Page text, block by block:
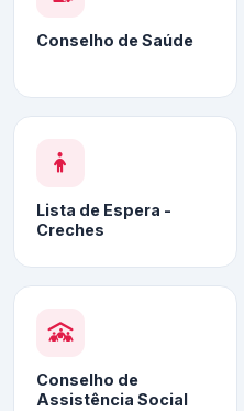
Conselho de Saúde
Lista de Espera -
Creches
Conselho de
Assistência Social